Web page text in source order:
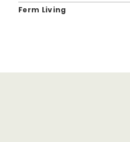
Ferm Living